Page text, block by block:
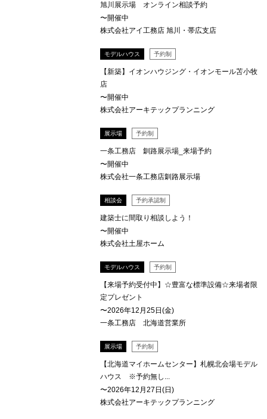
旭川展示場 オンライン相談予約
〜開催中
株式会社アイ工務店 旭川・帯広支店
モデルハウス 予約制
【新築】イオンハウジング・イオンモール苫小牧
店
〜開催中
株式会社アーキテックプランニング
展示場 予約制
一条工務店 釧路展示場_来場予約
〜開催中
株式会社一条工務店釧路展示場
相談会 予約承認制
建築士に間取り相談しよう！
〜開催中
株式会社土屋ホーム
モデルハウス 予約制
【来場予約受付中】☆豊富な標準設備☆来場者限
定プレゼント
〜2026年12月25日(金)
一条工務店 北海道営業所
展示場 予約制
【北海道マイホームセンター】札幌北会場モデル
ハウス ※予約無し...
〜2026年12月27日(日)
株式会社アーキテックプランニング